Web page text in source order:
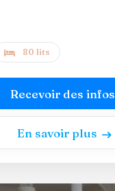
80 lits
Recevoir des infos
En savoir plus